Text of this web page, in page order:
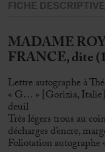
FICHE DESCRIPTIVE
MADAME
FRANCE, dite
Lettre autographe à
« G… » [Gorizia,
deuil
Très légers trous au
décharges d’encre,
Foliotation autographe